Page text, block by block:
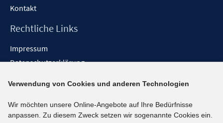
Kontakt
Rechtliche Links
Impressum
Datenschutzerklärung
Barrieren melden
Social-Media-Kanäle
Verwendung von Cookies und anderen Technologien
Wir möchten unsere Online-Angebote auf Ihre Bedürfnisse
anpassen. Zu diesem Zweck setzen wir sogenannte Cookies ein.